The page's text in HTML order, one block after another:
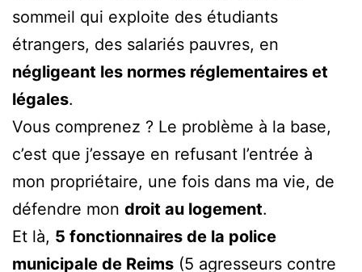
sommeil qui exploite des étudiants
étrangers, des salariés pauvres, en
négligeant les normes réglementaires et
légales.
Vous comprenez ? Le problème à la base,
c’est que j’essaye en refusant l’entrée à
mon propriétaire, une fois dans ma vie, de
défendre mon droit au logement.
Et là, 5 fonctionnaires de la police
municipale de Reims (5 agresseurs contre